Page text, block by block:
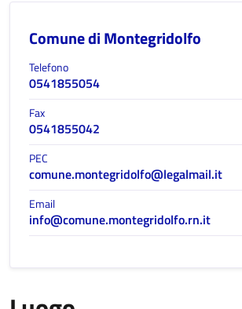
Comune di Montegridolfo
Telefono
0541855054
Fax
0541855042
PEC
comune.montegridolfo@legalmail.it
Email
info@comune.montegridolfo.rn.it